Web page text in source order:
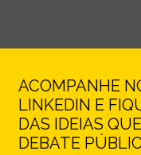
ACOMPANHE
LINKEDIN E
DAS IDEIAS
DEBATE